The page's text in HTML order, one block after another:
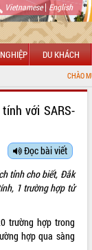
Vietnamese| English
DU KHÁCH
CHÀO MỪNG
với SARS-
Đọc bài viết
tỉnh cho biết, Đắk
1 trường hợp tử
trường hợp trong
hợp qua sàng